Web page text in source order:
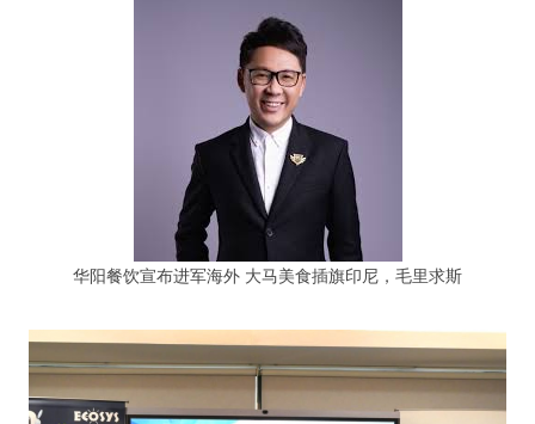
华阳餐饮宣布进军海外 大马美食插旗印尼，毛里求斯